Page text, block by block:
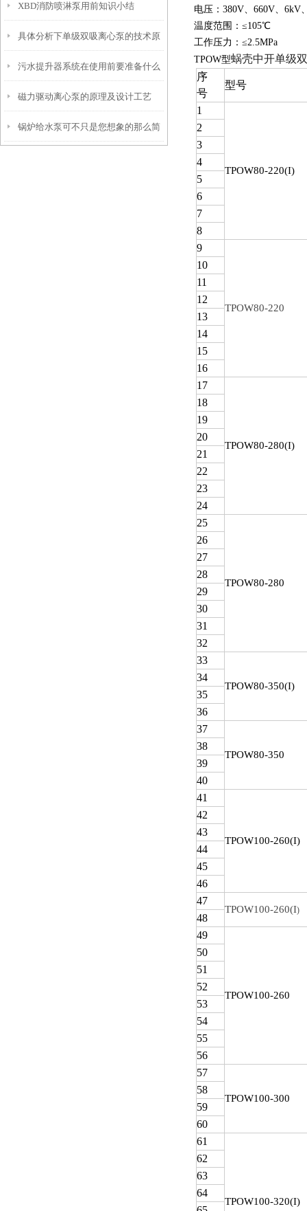
XBD消防喷淋泵用前知识小结
具体分析下单级双吸离心泵的技术原
理
污水提升器系统在使用前要准备什么
你知道吗？
磁力驱动离心泵的原理及设计工艺
锅炉给水泵可不只是您想象的那么简
电压：380V、660V、6kV
温度范围：≤105℃
工作压力：≤2.5MPa
TPOW型蜗壳中开单级
序
号
型号
1
TPOW80-220(I)
2
3
4
5
6
7
8
9
TPOW80-220
10
11
12
13
14
15
16
17
TPOW80-280(I)
18
19
20
21
22
23
24
25
TPOW80-280
26
27
28
29
30
31
32
33
TPOW80-350(I)
34
35
36
37
TPOW80-350
38
39
40
41
TPOW100-260(I)
42
43
44
45
46
47
TPOW100-260(I)
48
49
TPOW100-260
50
51
52
53
54
55
56
57
TPOW100-300
58
59
60
61
TPOW100-320(I)
62
63
64